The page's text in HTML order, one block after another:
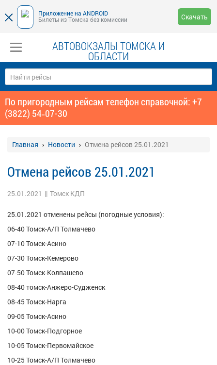
Приложение на ANDROID
Билеты из Томска без комиссии
Скачать
АВТОВОКЗАЛЫ ТОМСКА И
ОБЛАСТИ
По пригородным рейсам телефон справочной: +7
(3822) 54‑07-30
Главная Новости Отмена рейсов 25.01.2021
Отмена рейсов 25.01.2021
25.01.2021 || Томск КДП
25.01.2021 отменены рейсы (погодные условия):
06-40 Томск-А/П Толмачево
07-10 Томск-Асино
07-30 Томск-Кемерово
07-50 Томск-Колпашево
08-40 томск-Анжеро-Судженск
08-45 Томск-Нарга
09-05 Томск-Асино
10-00 Томск-Подгорное
10-05 Томск-Первомайское
10-25 Томск-А/П Толмачево